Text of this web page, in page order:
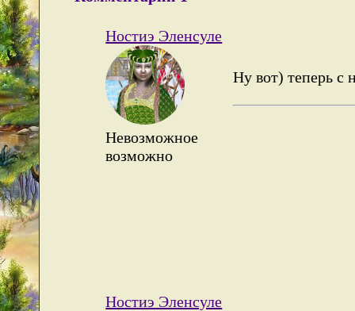
Ностиэ Эленсуле
Невозможное
возможно
Ну вот) теперь с
Ностиэ Эленсуле